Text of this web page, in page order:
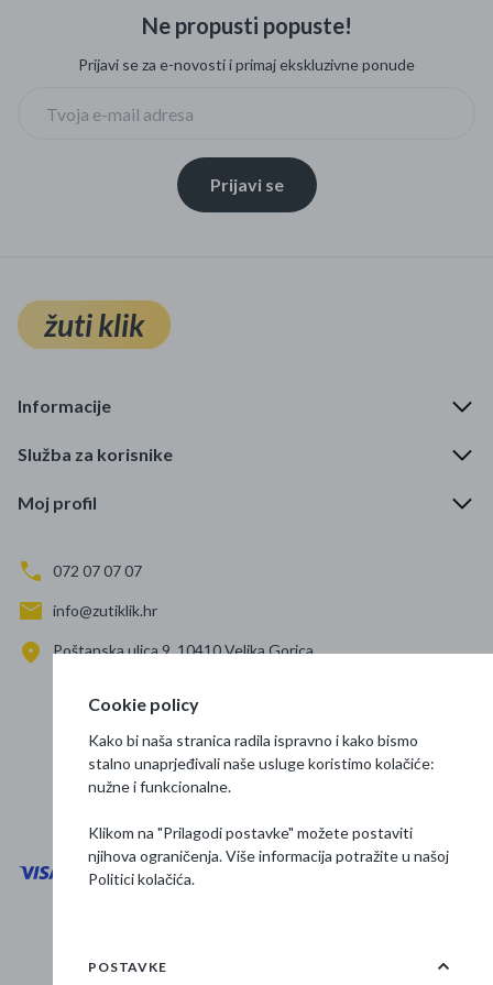
Ne propusti popuste!
Prijavi se za e-novosti i primaj ekskluzivne ponude
Prijavi se
žuti klik
Informacije
Služba za korisnike
Moj profil
072 07 07 07
info@zutiklik.hr
Poštanska ulica 9, 10410 Velika Gorica
Prati nas
Osnovne informacije
Cookie policy
Kako bi naša stranica radila ispravno i kako bismo
stalno unaprjeđivali naše usluge koristimo kolačiće:
nužne i funkcionalne.
Klikom na "Prilagodi postavke" možete postaviti
njihova ograničenja. Više informacija potražite u našoj
Politici kolačića.
POSTAVKE